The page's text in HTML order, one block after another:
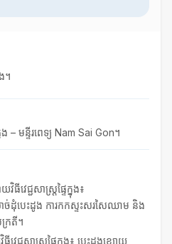
។
– មន្ទីរពេទ្យ Nam Sai Gon។
វេជ្ជសាស្ត្រផ្ទៃក្នុង៖
ដុំបេះដូង ការកកស្ទះសរសៃឈាម និង
រតី។
េជ្ជសាស្ត្រផ្ទៃក្នុង៖ បេះដូងខ្សោយ